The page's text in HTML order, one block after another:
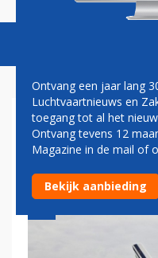
FRANS
LAST VAN
Ontvang een jaar lang
Luchtvaartnieuws en
toegang tot al het
Ontvang tevens 12
Magazine in de mail of
Bekijk aanbieding